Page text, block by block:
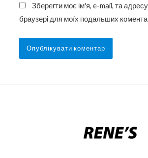
Зберегти моє ім'я, e-mail, та
браузері для моїх подальших